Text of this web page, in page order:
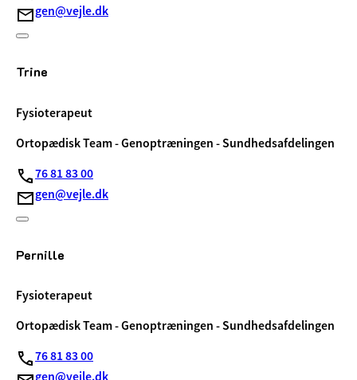
gen@vejle.dk
Trine
Fysioterapeut
Ortopædisk Team - Genoptræningen - Sundhedsafdelingen
76 81 83 00
gen@vejle.dk
Pernille
Fysioterapeut
Ortopædisk Team - Genoptræningen - Sundhedsafdelingen
76 81 83 00
gen@vejle.dk